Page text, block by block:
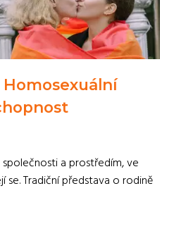
Homosexuální
a prostředím, ve
Tradiční představa o rodině